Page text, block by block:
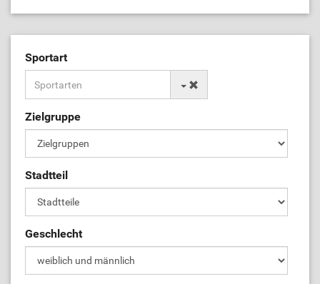
Sportart
Zielgruppe
Stadtteil
Geschlecht